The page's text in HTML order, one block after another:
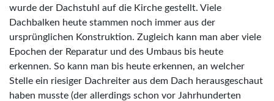
wurde der Dachstuhl auf die Kirche gestellt. Viele
Dachbalken heute stammen noch immer aus der
ursprünglichen Konstruktion. Zugleich kann man aber viele
Epochen der Reparatur und des Umbaus bis heute
erkennen. So kann man bis heute erkennen, an welcher
Stelle ein riesiger Dachreiter aus dem Dach herausgeschaut
haben musste (der allerdings schon vor Jahrhunderten